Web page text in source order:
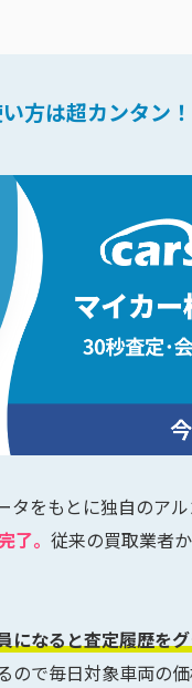
方は超カンタン！
タをもとに独自のア
了。 従来の買取業者
になると査定履歴を
ので毎日対象車両の